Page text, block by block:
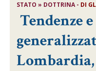
STATO » DOTTRINA - DI
Tendenze
Lombardia,